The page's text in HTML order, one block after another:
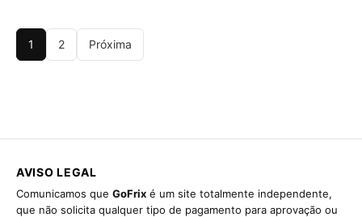
1 2 Próxima
AVISO LEGAL
Comunicamos que GoFrix é um site totalmente independente,
que não solicita qualquer tipo de pagamento para aprovação ou